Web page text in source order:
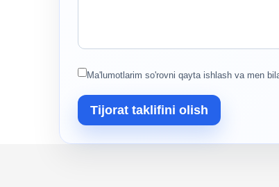
Ma'lumotlarim so'rovni qayta ishlash va men
Tijorat taklifini olish